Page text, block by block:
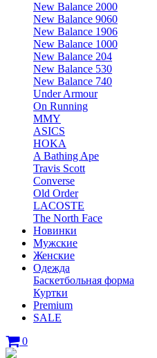
New Balance 2000
New Balance 9060
New Balance 1906
New Balance 1000
New Balance 204
New Balance 530
New Balance 740
Under Armour
On Running
MMY
ASICS
HOKA
A Bathing Ape
Travis Scott
Converse
Old Order
LACOSTE
The North Face
Новинки
Мужские
Женские
Одежда
Баскетбольная форма
Куртки
Premium
SALE
0